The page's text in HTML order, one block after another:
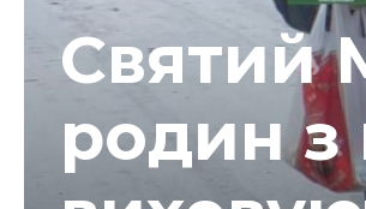
Святий
родин з